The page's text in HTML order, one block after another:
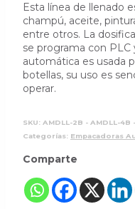
Esta línea de llenado
champú, aceite,
entre otros. La
se programa con PLC
automática es usada
botellas, su uso es
operar.
SKU: AMDLL-2B - AMDLL-4B
Categorías: Empacadoras
Comparte